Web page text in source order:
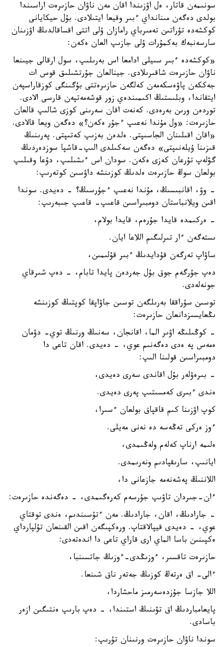
سونىمەن قاتار، ەل اۋزىندا اقان مەن ناۋان حازىرەت اراسىندا
بولدى دەگەن مىنانداي ءبىر وقيعا ايتىلادى. بۇل حيكايانى
كوكشەدە تۇراتىن تەمىرباي رامازان ۇلى اتتى اقساقالدىڭ اۋزىنان
سارسەنبەك بەكمۇرات ۇلى جازىپ العان ەكەن:
«كوكشەدە ءبىر سىيلى ادامعا اس بەرىلىپ، سول ارقالى جيىنعا
ناۋان حازىرەت شاقىرىلادى. جينالعان جۇرتشىلىق قوس ات
جەككەن پاۋەسكەمەن كەلگەن حازىرەتتى بۇگىنگى كوزقاراسپەن
ايتقاندا، وبلىستىڭ اكىمىندەي زور قوشەمەتپەن قارسى الادى.
توردەن ورىن بەرەدى. كەنەت اقان سەرىنى كوزى شالىپ قالعان
حازىرەت: «ول مۇندا نەعىپ ءجۇر ەكەن؟» دەگەن ويعا قالادى.
«اقان اقىلىنان الجاسىپتى. ەلدەن بەزىپ كەتىپتى. پەرىنىڭ
قىزىنا ۇيلەنىپتى» دەگەن سەكىلدى الىپ-قاشپا سوزدەردىڭ
گۋلەپ تۇرعان كەزى ەكەن. سودان اس ءىشىلىپ، دۇعا وقىلىپ
بولعان سوڭ حازىرەت ەلدىڭ كوزىنشە داۋسىن كوتەرىپ:
- وۋ، اقانبىسىڭ، مۇندا نەعىپ ءجۇرسىڭ؟ - دەيدى. سوندا
اقىن ويلانباستان دومبىراسىن قاعىپ- قاعىپ جىبەرىپ:
- ەركىمدە قايدا جۇرەم، قايدا بولام،
ىستەگەن ءار تىرلىگىم اللاعا ايان.
ساۋاپ تەرگەن قۇدايدىڭ ءبىر قۇلىمىن،
دەپ جۇرگەم جوق بۇل جەردەن پايدا تابام، - دەپ شىرقاي
جونەلەدى.
توسىن سۇراققا بەرىلگەن توسىن جاۋاپقا كوپتىڭ كوزىنشە
ىڭعايسىزدانعان حازىرەت:
- كوڭىلىڭە اۋىر الما، اقانجان، سەنىڭ ورنىڭ توي- دۋمان
ەمەس پە ەدى دەگەنىم عوي، - دەيدى. اقان تاعى دا
دومبىراسىن قولىنا الىپ:
- بىرەۋلەر بۇل اقاندى سەرى دەيدى،
ەندى ءبىرى كەمسىتىپ پەرى دەيدى.
كوپ اۋزىنا كىم قاقپاق بولعان ءسىرا،
ءوز ەركى تەڭەسە دە نەنى مەيلى.
ەلىمە ارناپ كەلەم ولەڭىمدى،
ايانىپ، سارىقپادىم ونەرىمدى.
اللاننىڭ پەشەنەمە جازعانى دا،
ءان-جىردان تاۋىپ جۇرسەم كەرەگىمدى، - دەگەندە حازىرەت:
- جارادىڭ، اقان، جارادىڭ. مەن ءتۇسىندىم، ەندى توقتاي
عوي، - دەيدى قيپالاقتاپ. ورەكپىگەن اقىن القىنعان تۇلپارداي
ەكپىنىن باسا الماي ارى قاراي تاعى دا اندەتەدى:
حازىرەت تاقسىر، ءوزىڭدى-ءوزىڭ جاتسىنبا،
ءالى- اق ەرتەڭ كوزىڭ جەتەر ناق شىنعا.
اللا جازسا جۇزدەسەرمىز ماحشاردا،
پايعامباردىڭ اق تۋىنىڭ استىندا، - دەپ بارىپ ەنتىگىن ازەر
باسادى.
سوندا ناۋان حازىرەت ورنىنان تۇرىپ: